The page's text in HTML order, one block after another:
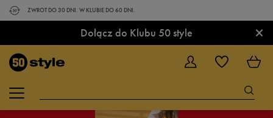
ZWROT DO 30 DNI. W KLUBIE DO 60 DNI.
Dołącz do Klubu 50 style ×